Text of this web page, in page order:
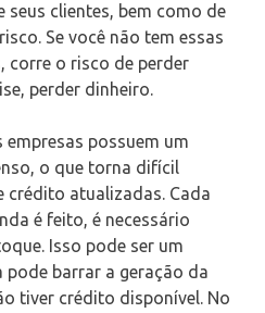
seus clientes, bem como de
Se você não tem essas
corre o risco de perder
perder dinheiro.
empresas possuem um
o que torna difícil
crédito atualizadas. Cada
é feito, é necessário
Isso pode ser um
barrar a geração da
tiver crédito disponível. No